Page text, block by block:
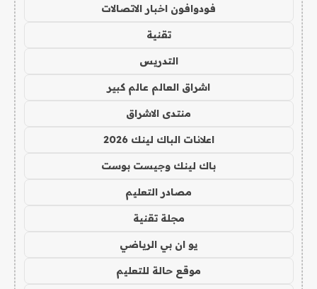
فودوافون اخبار الاتصالات
تقنية
التدريس
اشراق العالم عالم كبير
منتدى الاشراق
اعلانات الباك لينك 2026
باك لينك وجيست بوست
مصادر التعليم
مجلة تقنية
يو ان بي الرياضي
موقع حالة للتعليم